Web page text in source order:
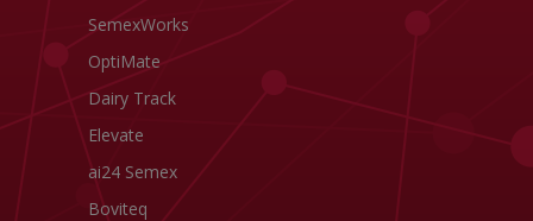
SemexWorks
OptiMate
Dairy Track
Elevate
ai24 Semex
Boviteq